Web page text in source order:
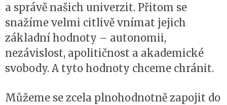
a správě našich univerzit. Přitom se
snažíme velmi citlivě vnímat jejich
základní hodnoty – autonomii,
nezávislost, apolitičnost a akademické
svobody. A tyto hodnoty chceme chránit.
Můžeme se zcela plnohodnotně zapojit do